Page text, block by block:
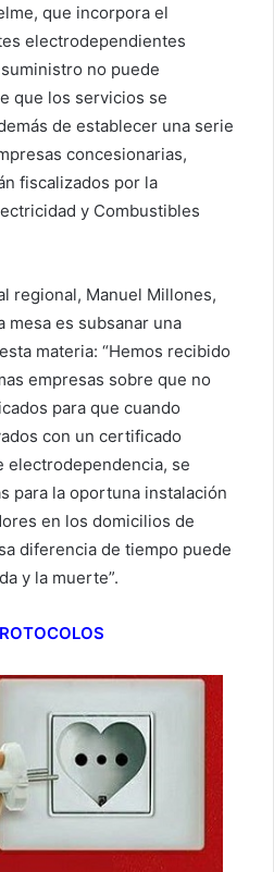
que incorpora el
electrodependientes
no puede
que los servicios se
de establecer una serie
concesionarias,
fiscalizados por la
y Combustibles
regional, Manuel Millones,
mesa es subsanar una
materia: “Hemos recibido
empresas sobre que no
para que cuando
con un certificado
electrodependencia, se
para la oportuna instalación
en los domicilios de
diferencia de tiempo puede
y la muerte”.